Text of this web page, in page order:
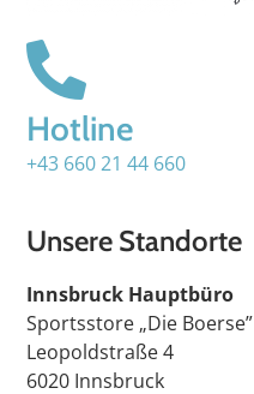
Hotline
+43 660 21 44 660
Unsere Standorte
Innsbruck Hauptbüro
Sportsstore „Die Boerse”
Leopoldstraße 4
6020 Innsbruck